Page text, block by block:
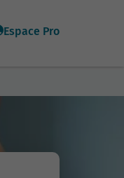
Espace Pro